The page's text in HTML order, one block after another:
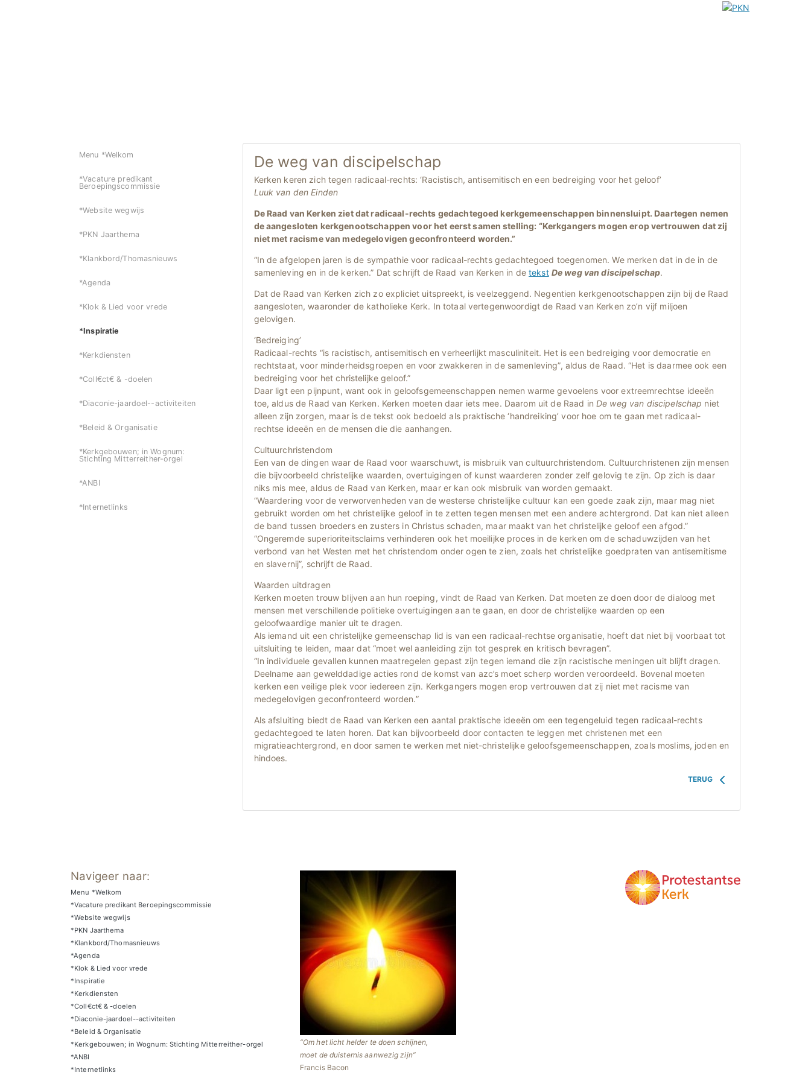
Menu *Welkom
*Vacature predikant
Beroepingscommissie
*Website wegwijs
*PKN Jaarthema
*Klankbord/Thomasnieuws
*Agenda
*Klok & Lied voor vrede
*Inspiratie
*Kerkdiensten
*Coll€ct€ & -doelen
*Diaconie-jaardoel--activiteiten
*Beleid & Organisatie
*Kerkgebouwen; in Wognum:
Stichting Mitterreither-orgel
*ANBI
*Internetlinks
De weg van discipelschap
Kerken keren zich tegen radicaal-rechts: ‘Racistisch, antisemitisch en een bedreiging voor het geloof’
Luuk van den Einden
De Raad van Kerken ziet dat radicaal-rechts gedachtegoed kerkgemeenschappen binnensluipt. Daartegen nemen
de aangesloten kerkgenootschappen voor het eerst samen stelling: “Kerkgangers mogen erop vertrouwen dat zij
niet met racisme van medegelovigen geconfronteerd worden.”
“In de afgelopen jaren is de sympathie voor radicaal-rechts gedachtegoed toegenomen. We merken dat in de in de
samenleving en in de kerken.” Dat schrijft de Raad van Kerken in detekst De weg van discipelschap.
Dat de Raad van Kerken zich zo expliciet uitspreekt, is veelzeggend. Negentien kerkgenootschappen zijn bij de Raad
aangesloten, waaronder de katholieke Kerk. In totaal vertegenwoordigt de Raad van Kerken zo’n vijf miljoen
gelovigen.
‘Bedreiging’
Radicaal-rechts “is racistisch, antisemitisch en verheerlijkt masculiniteit. Het is een bedreiging voor democratie en
rechtstaat, voor minderheidsgroepen en voor zwakkeren in de samenleving”, aldus de Raad. “Het is daarmee ook een
bedreiging voor het christelijke geloof.”
Daar ligt een pijnpunt, want ook in geloofsgemeenschappen nemen warme gevoelens voor extreemrechtse ideeën
toe, aldus de Raad van Kerken. Kerken moeten daar iets mee. Daarom uit de Raad in De weg van discipelschap niet
alleen zijn zorgen, maar is de tekst ook bedoeld als praktische ‘handreiking’ voor hoe om te gaan met radicaal-
rechtse ideeën en de mensen die die aanhangen.
Cultuurchristendom
Een van de dingen waar de Raad voor waarschuwt, is misbruik van cultuurchristendom. Cultuurchristenen zijn mensen
die bijvoorbeeld christelijke waarden, overtuigingen of kunst waarderen zonder zelf gelovig te zijn. Op zich is daar
niks mis mee, aldus de Raad van Kerken, maar er kan ook misbruik van worden gemaakt.
“Waardering voor de verworvenheden van de westerse christelijke cultuur kan een goede zaak zijn, maar mag niet
gebruikt worden om het christelijke geloof in te zetten tegen mensen met een andere achtergrond. Dat kan niet alleen
de band tussen broeders en zusters in Christus schaden, maar maakt van het christelijke geloof een afgod.”
“Ongeremde superioriteitsclaims verhinderen ook het moeilijke proces in de kerken om de schaduwzijden van het
verbond van het Westen met het christendom onder ogen te zien, zoals het christelijke goedpraten van antisemitisme
en slavernij”, schrijft de Raad.
Waarden uitdragen
Kerken moeten trouw blijven aan hun roeping, vindt de Raad van Kerken. Dat moeten ze doen door de dialoog met
mensen met verschillende politieke overtuigingen aan te gaan, en door de christelijke waarden op een
geloofwaardige manier uit te dragen.
Als iemand uit een christelijke gemeenschap lid is van een radicaal-rechtse organisatie, hoeft dat niet bij voorbaat tot
uitsluiting te leiden, maar dat “moet wel aanleiding zijn tot gesprek en kritisch bevragen”.
“In individuele gevallen kunnen maatregelen gepast zijn tegen iemand die zijn racistische meningen uit blijft dragen.
Deelname aan gewelddadige acties rond de komst van azc’s moet scherp worden veroordeeld. Bovenal moeten
kerken een veilige plek voor iedereen zijn. Kerkgangers mogen erop vertrouwen dat zij niet met racisme van
medegelovigen geconfronteerd worden.”
Als afsluiting biedt de Raad van Kerken een aantal praktische ideeën om een tegengeluid tegen radicaal-rechts
gedachtegoed te laten horen. Dat kan bijvoorbeeld door contacten te leggen met christenen met een
migratieachtergrond, en door samen te werken met niet-christelijke geloofsgemeenschappen, zoals moslims, joden en
hindoes.
TERUG
Navigeer naar:
Menu *Welkom
*Vacature predikant Beroepingscommissie
*Website wegwijs
*PKN Jaarthema
*Klankbord/Thomasnieuws
*Agenda
*Klok & Lied voor vrede
*Inspiratie
*Kerkdiensten
*Coll€ct€ & -doelen
*Diaconie-jaardoel--activiteiten
*Beleid & Organisatie
*Kerkgebouwen; in Wognum: Stichting Mitterreither-orgel
*ANBI
*Internetlinks
Om het licht helder te doen schijnen,
moet de duisternis aanwezig zijn
Francis Bacon